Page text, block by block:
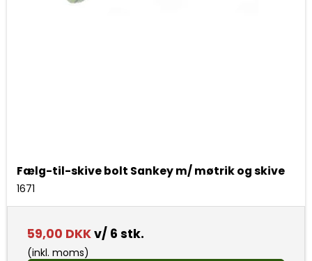
Fælg-til-skive bolt Sankey m/ møtrik og skive
1671
59,00 DKKv/ 6 stk.
(inkl. moms)